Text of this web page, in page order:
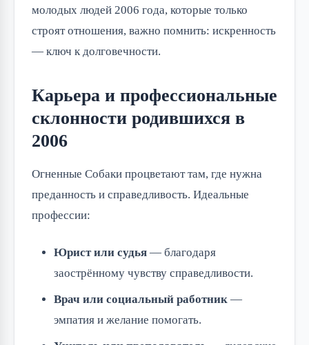
молодых людей 2006 года, которые только
строят отношения, важно помнить: искренность
— ключ к долговечности.
Карьера и профессиональные
склонности родившихся в
2006
Огненные Собаки процветают там, где нужна
преданность и справедливость. Идеальные
профессии:
Юрист или судья — благодаря
заострённому чувству справедливости.
Врач или социальный работник —
эмпатия и желание помогать.